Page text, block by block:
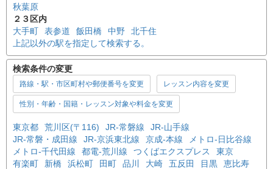
秋葉原
２３区内
大手町
表参道 飯田橋 中野
北千住
上記以外の駅を指定して検索する。
検索条件の変更
路線・駅・市区町村や郵便番号を変更 レッスン内容を変更
性別・年齢・国籍・レッスン対象や料金を変更
東京都 荒川区(〒116) JR-常磐線
JR-山手線
JR-常磐・成田線
JR-京浜東北線 京成-本線
メトロ-日比谷線
メトロ-千代田線
都電-荒川線 つくばエクスプレス
東京
有楽町
新橋 浜松町 田町 品川 大崎 五反田 目黒
恵比寿